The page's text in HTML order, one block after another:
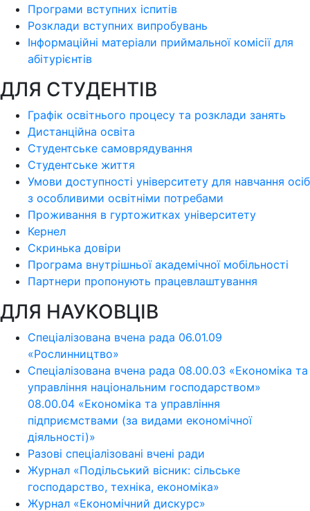
Програми вступних іспитів
Розклади вступних випробувань
Інформаційні матеріали приймальної комісії для
абітурієнтів
ДЛЯ СТУДЕНТІВ
Графік освітнього процесу та розклади занять
Дистанційна освіта
Студентське самоврядування
Студентське життя
Умови доступності університету для навчання осіб
з особливими освітніми потребами
Проживання в гуртожитках університету
Кернел
Скринька довіри
Програма внутрішньої академічної мобільності
Партнери пропонують працевлаштування
ДЛЯ НАУКОВЦІВ
Спеціалізована вчена рада 06.01.09
«Рослинництво»
Спеціалізована вчена рада 08.00.03 «Економіка та
управління національним господарством»
08.00.04 «Економіка та управління
підприємствами (за видами економічної
діяльності)»
Разові спеціалізовані вчені ради
Журнал «Подільський вісник: сільське
господарство, техніка, економіка»
Журнал «Економічний дискурс»